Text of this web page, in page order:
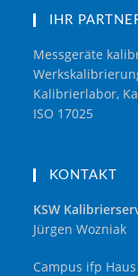
IHR
Messgeräte
Kalibrierlabor,
ISO 17025
KONTAKT
KSW
Jürgen Wozniak
Campus ifp Haus